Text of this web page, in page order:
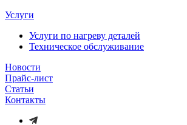
Услуги
Услуги по нагреву деталей
Техническое обслуживание
Новости
Прайс-лист
Статьи
Контакты